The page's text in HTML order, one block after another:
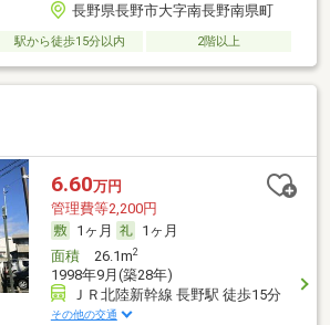
長野県長野市大字南長野南県町
駅から徒歩15分以内 2階以上
6.60万円
管理費等2,200円
1ヶ月
1ヶ月
面積26.1m2
1998年9月(築28年)
ＪＲ北陸新幹線 長野駅 徒歩15分
その他の交通